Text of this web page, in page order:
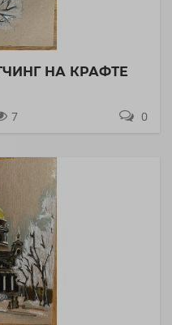
НА КРАФТЕ
7 0